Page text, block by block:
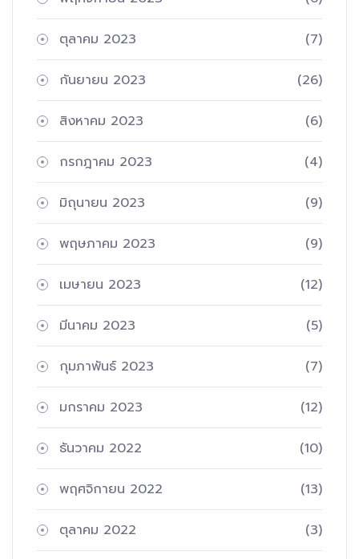
ตุลาคม 2023 (7)
กันยายน 2023 (26)
สิงหาคม 2023 (6)
กรกฎาคม 2023 (4)
มิถุนายน 2023 (9)
พฤษภาคม 2023 (9)
เมษายน 2023 (12)
มีนาคม 2023 (5)
กุมภาพันธ์ 2023 (7)
มกราคม 2023 (12)
ธันวาคม 2022 (10)
พฤศจิกายน 2022 (13)
ตุลาคม 2022 (3)